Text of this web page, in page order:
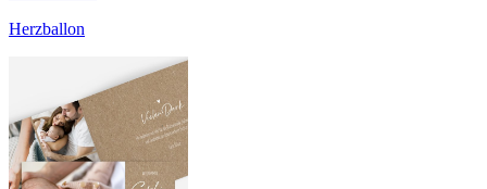
Herzballon